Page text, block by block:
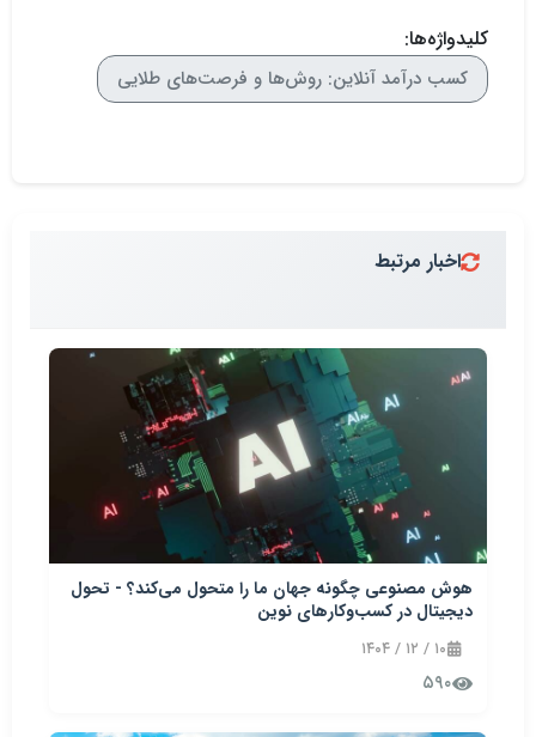
کلیدواژه‌ها:
کسب درآمد آنلاین: روش‌ها و فرصت‌های طلایی
اخبار مرتبط
هوش مصنوعی چگونه جهان ما را متحول می‌کند؟ - تحول
دیجیتال در کسب‌وکارهای نوین
۱۰ / ۱۲ / ۱۴۰۴
۵۹۰